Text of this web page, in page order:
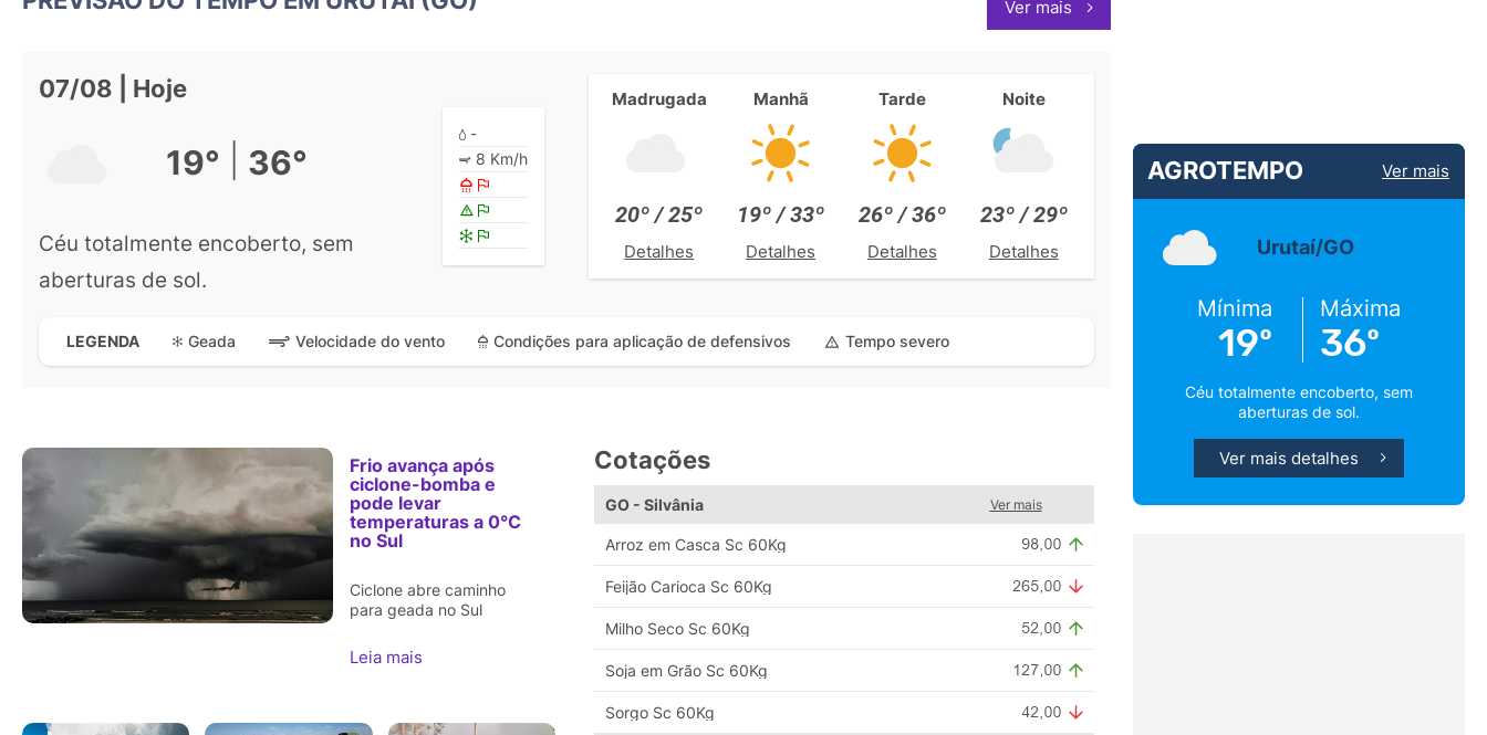
Ver mais
07/08 | Hoje
19° 36°
Céu totalmente encoberto, sem
aberturas de sol.
-
8 Km/h
Madrugada
20º / 25º
Detalhes
Manhã
19º / 33º
Detalhes
Tarde
26º / 36º
Detalhes
Noite
23º / 29º
Detalhes
LEGENDA Geada Velocidade do vento Condições para aplicação de defensivos Tempo severo
Frio avança após
ciclone-bomba e
pode levar
temperaturas a 0°C
no Sul
Ciclone abre caminho
para geada no Sul
Leia mais
Cotações
GO - Silvânia Ver mais
Arroz em Casca Sc 60Kg
Feijão Carioca Sc 60Kg
Milho Seco Sc 60Kg
Soja em Grão Sc 60Kg
Sorgo Sc 60Kg
AGROTEMPO Ver mais
Urutaí/GO
Mínima
19º
Máxima
36º
Céu totalmente encoberto, sem
aberturas de sol.
Ver mais detalhes